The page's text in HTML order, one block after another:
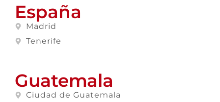
España
Madrid
Tenerife
Guatemala
Ciudad de Guatemala